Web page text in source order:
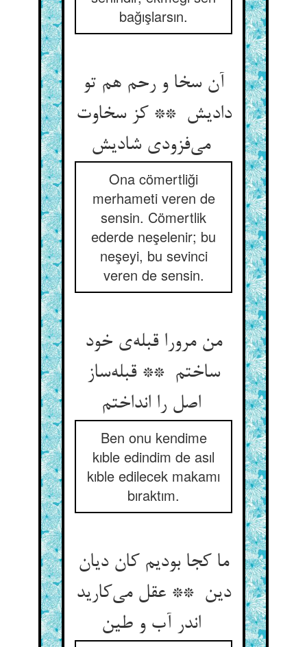
bağışlarsın.
آن سخا و رحم هم تو
دادیش ** کز سخاوت
می‌فزودی شادیش
Ona cömertliği
merhameti veren de
sensin. Cömertlik
ederde neşelenir; bu
neşeyi, bu sevinci
veren de sensin.
من مرورا قبله‌ی خود
ساختم ** قبله‌ساز
اصل را انداختم
Ben onu kendime
kıble edindim de asıl
kıble edilecek makamı
bıraktım.
ما کجا بودیم کان دیان
دین ** عقل می‌کارید
اندر آب و طین